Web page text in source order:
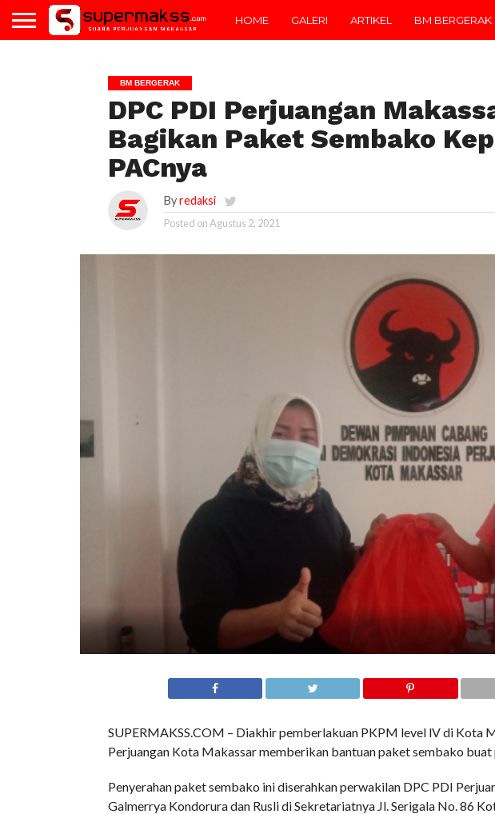
HOME GALERI ARTIKEL BM BERGERAK
BM BERGERAK
DPC PDI Perjuangan
Bagikan Paket Sembako
PACnya
Byredaksi
Posted onAgustus 2, 2021
SUPERMAKSS.COM – Diakhir pemberlakuan PKPM level lV di Kota
Perjuangan Kota Makassar memberikan bantuan paket sembako buat
Penyerahan paket sembako ini diserahkan perwakilan DPC PDI
Galmerrya Kondorura dan Rusli di Sekretariatnya Jl. Serigala No. 86